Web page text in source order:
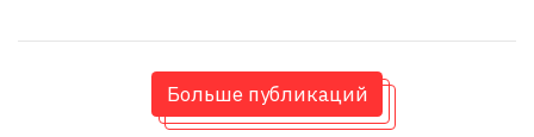
Больше публикаций